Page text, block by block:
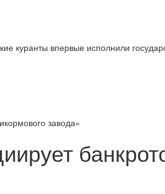
куранты впервые исполнили
завода»